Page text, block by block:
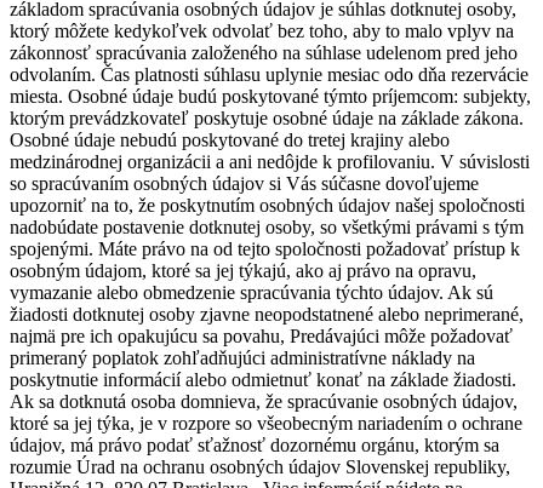
základom spracúvania osobných údajov je súhlas dotknutej osoby,
ktorý môžete kedykoľvek odvolať bez toho, aby to malo vplyv na
zákonnosť spracúvania založeného na súhlase udelenom pred jeho
odvolaním. Čas platnosti súhlasu uplynie mesiac odo dňa rezervácie
miesta. Osobné údaje budú poskytované týmto príjemcom: subjekty,
ktorým prevádzkovateľ poskytuje osobné údaje na základe zákona.
Osobné údaje nebudú poskytované do tretej krajiny alebo
medzinárodnej organizácii a ani nedôjde k profilovaniu. V súvislosti
so spracúvaním osobných údajov si Vás súčasne dovoľujeme
upozorniť na to, že poskytnutím osobných údajov našej spoločnosti
nadobúdate postavenie dotknutej osoby, so všetkými právami s tým
spojenými. Máte právo na od tejto spoločnosti požadovať prístup k
osobným údajom, ktoré sa jej týkajú, ako aj právo na opravu,
vymazanie alebo obmedzenie spracúvania týchto údajov. Ak sú
žiadosti dotknutej osoby zjavne neopodstatnené alebo neprimerané,
najmä pre ich opakujúcu sa povahu, Predávajúci môže požadovať
primeraný poplatok zohľadňujúci administratívne náklady na
poskytnutie informácií alebo odmietnuť konať na základe žiadosti.
Ak sa dotknutá osoba domnieva, že spracúvanie osobných údajov,
ktoré sa jej týka, je v rozpore so všeobecným nariadením o ochrane
údajov, má právo podať sťažnosť dozornému orgánu, ktorým sa
rozumie Úrad na ochranu osobných údajov Slovenskej republiky,